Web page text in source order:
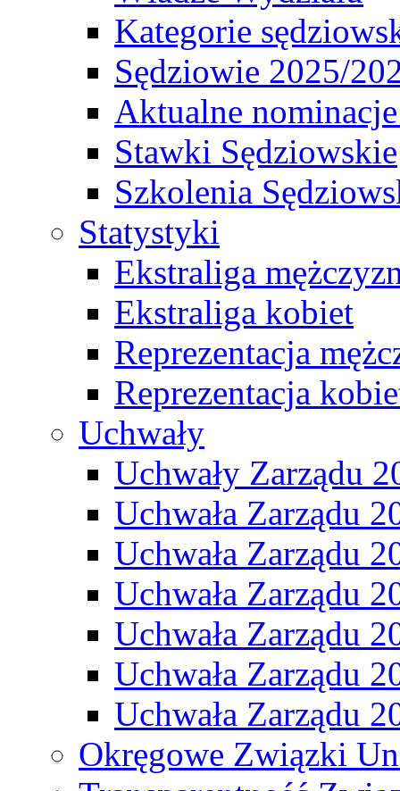
Kategorie
Sędziowie 2025/
Aktualne
Stawki Sędziowskie
Szkolenia
Statystyki
Ekstraliga
Ekstraliga kobiet
Reprezentacja
Reprezentacja
Uchwały
Uchwały Zarządu
Uchwała Zarządu
Uchwała Zarządu
Uchwała Zarządu
Uchwała Zarządu
Uchwała Zarządu
Uchwała Zarządu
Okręgowe Związki